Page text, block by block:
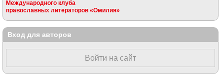
Международного клуба
православных литераторов «Омилия»
Вход для авторов
Войти на сайт